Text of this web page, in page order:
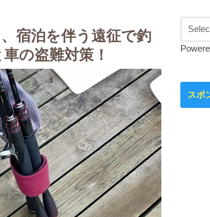
宿泊を伴う遠征で釣
の盗難対策！
スポ